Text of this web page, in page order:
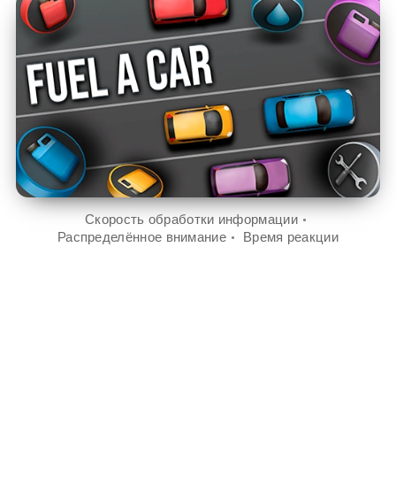
Скорость обработки информации
Распределённое внимание
Время реакции